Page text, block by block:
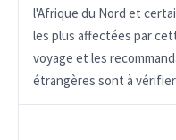
l'Afrique du Nord et
les plus affectées par
voyage et les
étrangères sont à